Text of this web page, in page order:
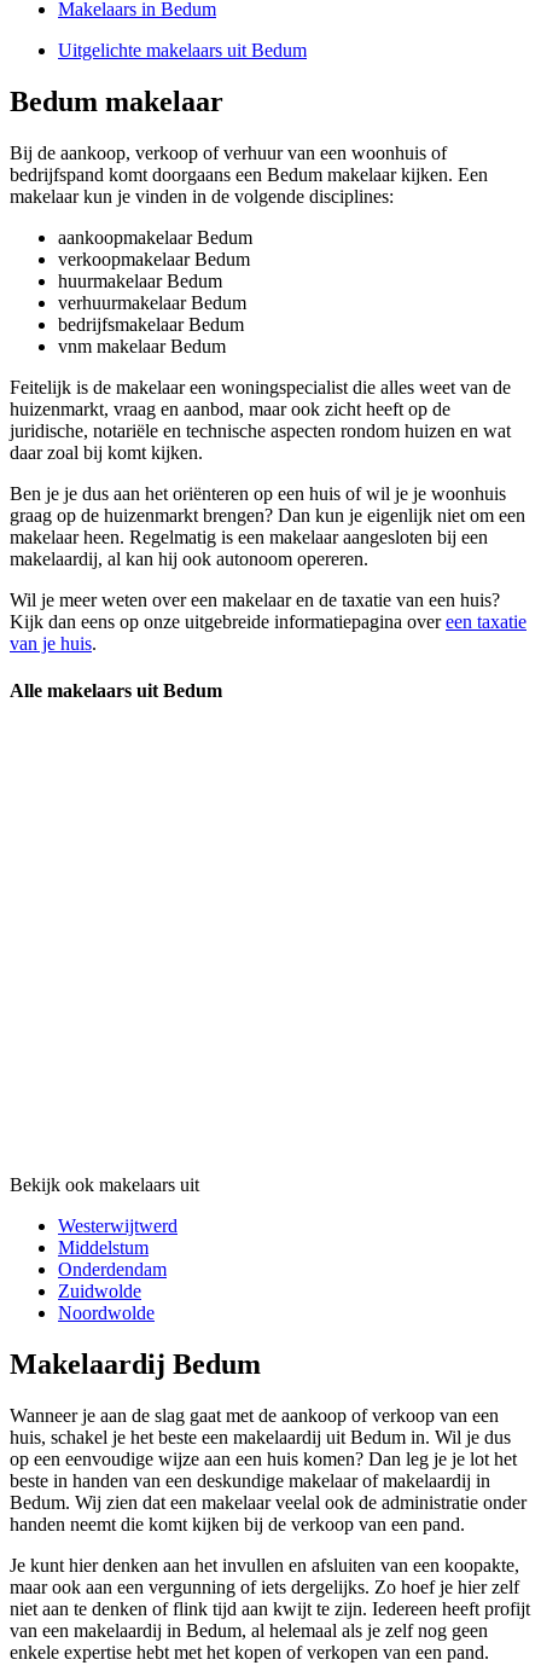
Makelaars in Bedum
Uitgelichte makelaars uit Bedum
Bedum makelaar
Bij de aankoop, verkoop of verhuur van een woonhuis of
bedrijfspand komt doorgaans een Bedum makelaar kijken. Een
makelaar kun je vinden in de volgende disciplines:
aankoopmakelaar Bedum
verkoopmakelaar Bedum
huurmakelaar Bedum
verhuurmakelaar Bedum
bedrijfsmakelaar Bedum
vnm makelaar Bedum
Feitelijk is de makelaar een woningspecialist die alles weet van de
huizenmarkt, vraag en aanbod, maar ook zicht heeft op de
juridische, notariële en technische aspecten rondom huizen en wat
daar zoal bij komt kijken.
Ben je je dus aan het oriënteren op een huis of wil je je woonhuis
graag op de huizenmarkt brengen? Dan kun je eigenlijk niet om een
makelaar heen. Regelmatig is een makelaar aangesloten bij een
makelaardij, al kan hij ook autonoom opereren.
Wil je meer weten over een makelaar en de taxatie van een huis?
Kijk dan eens op onze uitgebreide informatiepagina overeen taxatie
van je huis.
Alle makelaars uit Bedum
Bekijk ook makelaars uit
Westerwijtwerd
Middelstum
Onderdendam
Zuidwolde
Noordwolde
Makelaardij Bedum
Wanneer je aan de slag gaat met de aankoop of verkoop van een
huis, schakel je het beste een makelaardij uit Bedum in. Wil je dus
op een eenvoudige wijze aan een huis komen? Dan leg je je lot het
beste in handen van een deskundige makelaar of makelaardij in
Bedum. Wij zien dat een makelaar veelal ook de administratie onder
handen neemt die komt kijken bij de verkoop van een pand.
Je kunt hier denken aan het invullen en afsluiten van een koopakte,
maar ook aan een vergunning of iets dergelijks. Zo hoef je hier zelf
niet aan te denken of flink tijd aan kwijt te zijn. Iedereen heeft profijt
van een makelaardij in Bedum, al helemaal als je zelf nog geen
enkele expertise hebt met het kopen of verkopen van een pand.